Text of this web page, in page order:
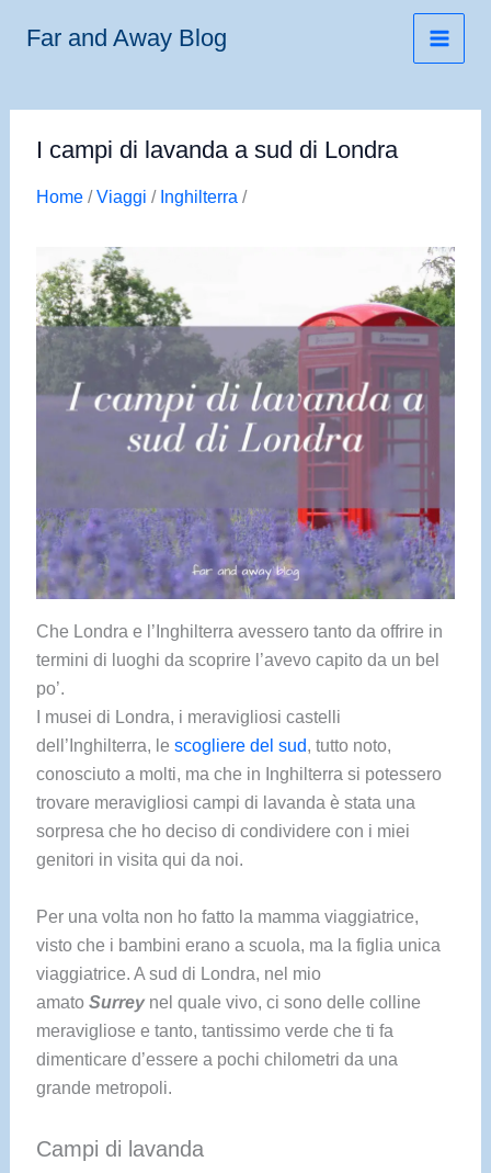
Far and Away Blog
I campi di lavanda a sud di Londra
Home/Viaggi / Inghilterra /
Che Londra e l’Inghilterra avessero tanto da offrire in
termini di luoghi da scoprire l’avevo capito da un bel
po’.
I musei di Londra, i meravigliosi castelli
dell’Inghilterra, le scogliere del sud, tutto noto,
conosciuto a molti, ma che in Inghilterra si potessero
trovare meravigliosi campi di lavanda è stata una
sorpresa che ho deciso di condividere con i miei
genitori in visita qui da noi.
Per una volta non ho fatto la mamma viaggiatrice,
visto che i bambini erano a scuola, ma la figlia unica
viaggiatrice. A sud di Londra, nel mio
amato Surreynel quale vivo, ci sono delle colline
meravigliose e tanto, tantissimo verde che ti fa
dimenticare d’essere a pochi chilometri da una
grande metropoli.
Campi di lavanda